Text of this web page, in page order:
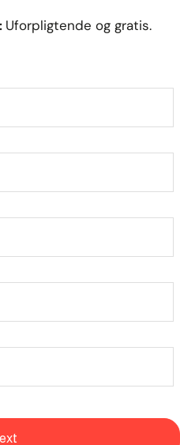
Uforpligtende og gratis.